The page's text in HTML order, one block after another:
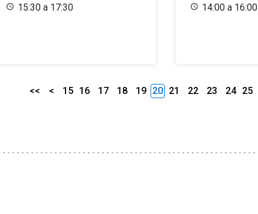
15:30 a 17:30
14:00 a 16:00
<< < 15 16 17 18 19 20 21 22 23 24 25